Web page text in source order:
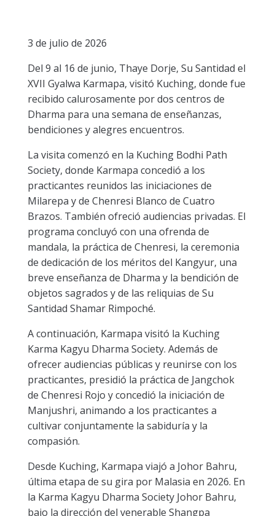
3 de julio de 2026
Del 9 al 16 de junio, Thaye Dorje, Su Santidad el
XVII Gyalwa Karmapa, visitó Kuching, donde fue
recibido calurosamente por dos centros de
Dharma para una semana de enseñanzas,
bendiciones y alegres encuentros.
La visita comenzó en la Kuching Bodhi Path
Society, donde Karmapa concedió a los
practicantes reunidos las iniciaciones de
Milarepa y de Chenresi Blanco de Cuatro
Brazos. También ofreció audiencias privadas. El
programa concluyó con una ofrenda de
mandala, la práctica de Chenresi, la ceremonia
de dedicación de los méritos del Kangyur, una
breve enseñanza de Dharma y la bendición de
objetos sagrados y de las reliquias de Su
Santidad Shamar Rimpoché.
A continuación, Karmapa visitó la Kuching
Karma Kagyu Dharma Society. Además de
ofrecer audiencias públicas y reunirse con los
practicantes, presidió la práctica de Jangchok
de Chenresi Rojo y concedió la iniciación de
Manjushri, animando a los practicantes a
cultivar conjuntamente la sabiduría y la
compasión.
Desde Kuching, Karmapa viajó a Johor Bahru,
última etapa de su gira por Malasia en 2026. En
la Karma Kagyu Dharma Society Johor Bahru,
bajo la dirección del venerable Shangpa